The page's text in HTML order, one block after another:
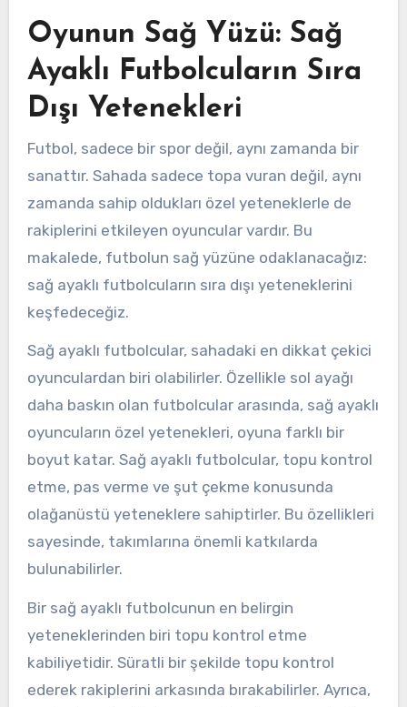
Oyunun Sağ Yüzü: Sağ
Ayaklı Futbolcuların Sıra
Dışı Yetenekleri
Futbol, sadece bir spor değil, aynı zamanda bir
sanattır. Sahada sadece topa vuran değil, aynı
zamanda sahip oldukları özel yeteneklerle de
rakiplerini etkileyen oyuncular vardır. Bu
makalede, futbolun sağ yüzüne odaklanacağız:
sağ ayaklı futbolcuların sıra dışı yeteneklerini
keşfedeceğiz.
Sağ ayaklı futbolcular, sahadaki en dikkat çekici
oyunculardan biri olabilirler. Özellikle sol ayağı
daha baskın olan futbolcular arasında, sağ ayaklı
oyuncuların özel yetenekleri, oyuna farklı bir
boyut katar. Sağ ayaklı futbolcular, topu kontrol
etme, pas verme ve şut çekme konusunda
olağanüstü yeteneklere sahiptirler. Bu özellikleri
sayesinde, takımlarına önemli katkılarda
bulunabilirler.
Bir sağ ayaklı futbolcunun en belirgin
yeteneklerinden biri topu kontrol etme
kabiliyetidir. Süratli bir şekilde topu kontrol
ederek rakiplerini arkasında bırakabilirler. Ayrıca,